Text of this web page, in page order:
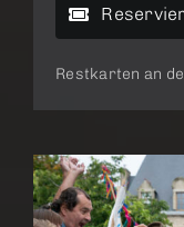
Restkarten an